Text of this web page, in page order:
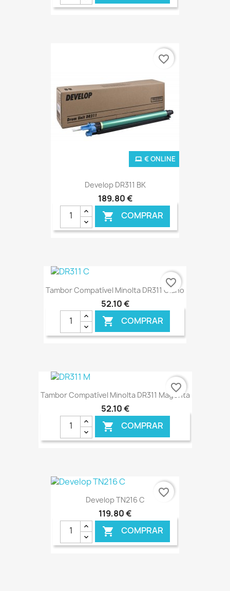
€ ONLINE
Develop DR311 BK
189,80 €
 COMPRAR
€ ONLINE
favorite_border
Tambor Compatível Minolta DR311 Ciano
52,10 €
 COMPRAR
€ ONLINE
favorite_border
Tambor Compatível Minolta DR311 Magenta
52,10 €
 COMPRAR
€ ONLINE
favorite_border
Develop TN216 C
119,80 €
 COMPRAR
favorite_border